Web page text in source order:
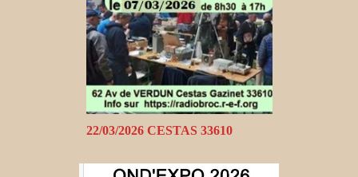
22/03/2026 CESTAS 33610